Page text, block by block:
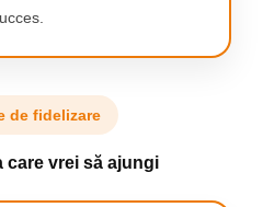
LUBRIFIERE DUBLA
de fidelizare
care vrei să ajungi